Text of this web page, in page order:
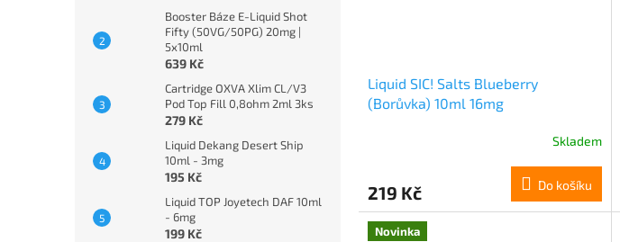
Booster Báze E-Liquid Shot
Fifty (50VG/50PG) 20mg |
5x10ml
639 Kč
Cartridge OXVA Xlim CL/V3
Pod Top Fill 0,8ohm 2ml 3ks
279 Kč
Liquid Dekang Desert Ship
10ml - 3mg
195 Kč
Liquid TOP Joyetech DAF 10ml
- 6mg
199 Kč
Liquid SIC! Salts Blueberry
(Borůvka) 10ml 16mg
Skladem
219 Kč Do košíku
Novinka